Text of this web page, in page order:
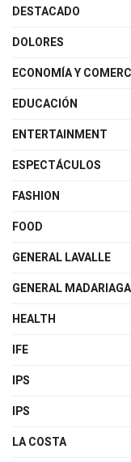
DESTACADO
DOLORES
ECONOMÍA Y
EDUCACIÓN
ENTERTAINMENT
ESPECTÁCULOS
FASHION
FOOD
GENERAL LAVALLE
GENERAL MADARIAGA
HEALTH
IFE
IPS
IPS
LA COSTA